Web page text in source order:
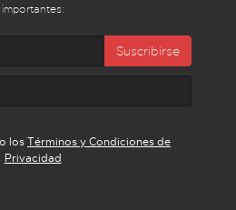
importantes:
Suscribirse
losTérminos y Condiciones de
Privacidad